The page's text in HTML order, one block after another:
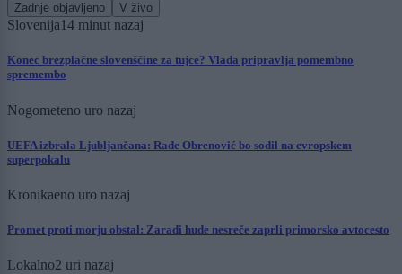
Zadnje objavljeno V živo
Slovenija14 minut nazaj
Konec brezplačne slovenščine za tujce? Vlada pripravlja pomembno
spremembo
Nogometeno uro nazaj
UEFA izbrala Ljubljančana: Rade Obrenović bo sodil na evropskem
superpokalu
Kronikaeno uro nazaj
Promet proti morju obstal: Zaradi hude nesreče zaprli primorsko avtocesto
Lokalno2 uri nazaj